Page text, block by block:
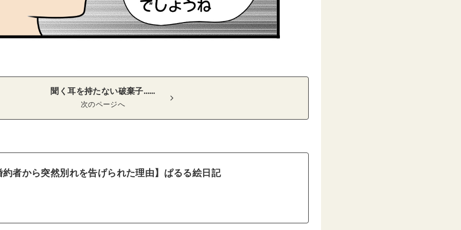
聞く耳を持たない破棄子……
次のページへ
約者から突然別れを告げられた理由】ぱるる絵日記